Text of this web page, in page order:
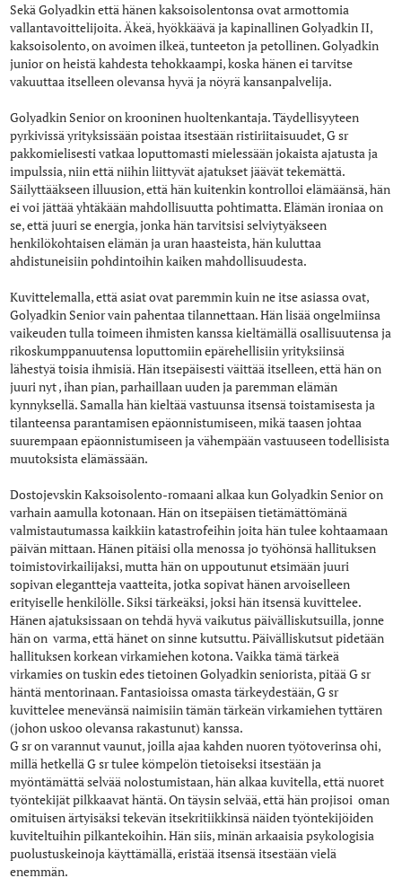
Sekä Golyadkin että hänen kaksoisolentonsa ovat armottomia
vallantavoittelijoita. Äkeä, hyökkäävä ja kapinallinen Golyadkin II,
kaksoisolento, on avoimen ilkeä, tunteeton ja petollinen. Golyadkin
junior on heistä kahdesta tehokkaampi, koska hänen ei tarvitse
vakuuttaa itselleen olevansa hyvä ja nöyrä kansanpalvelija.
Golyadkin Senior on krooninen huoltenkantaja. Täydellisyyteen
pyrkivissä yrityksissään poistaa itsestään ristiriitaisuudet, G sr
pakkomielisesti vatkaa loputtomasti mielessään jokaista ajatusta ja
impulssia, niin että niihin liittyvät ajatukset jäävät tekemättä.
Säilyttääkseen illuusion, että hän kuitenkin kontrolloi elämäänsä, hän
ei voi jättää yhtäkään mahdollisuutta pohtimatta. Elämän ironiaa on
se, että juuri se energia, jonka hän tarvitsisi selviytyäkseen
henkilökohtaisen elämän ja uran haasteista, hän kuluttaa
ahdistuneisiin pohdintoihin kaiken mahdollisuudesta.
Kuvittelemalla, että asiat ovat paremmin kuin ne itse asiassa ovat,
Golyadkin Senior vain pahentaa tilannettaan. Hän lisää ongelmiinsa
vaikeuden tulla toimeen ihmisten kanssa kieltämällä osallisuutensa ja
rikoskumppanuutensa loputtomiin epärehellisiin yrityksiinsä
lähestyä toisia ihmisiä. Hän itsepäisesti väittää itselleen, että hän on
juuri nyt , ihan pian, parhaillaan uuden ja paremman elämän
kynnyksellä. Samalla hän kieltää vastuunsa itsensä toistamisesta ja
tilanteensa parantamisen epäonnistumiseen, mikä taasen johtaa
suurempaan epäonnistumiseen ja vähempään vastuuseen todellisista
muutoksista elämässään.
Dostojevskin Kaksoisolento-romaani alkaa kun Golyadkin Senior on
varhain aamulla kotonaan. Hän on itsepäisen tietämättömänä
valmistautumassa kaikkiin katastrofeihin joita hän tulee kohtaamaan
päivän mittaan. Hänen pitäisi olla menossa jo työhönsä hallituksen
toimistovirkailijaksi, mutta hän on uppoutunut etsimään juuri
sopivan elegantteja vaatteita, jotka sopivat hänen arvoiselleen
erityiselle henkilölle. Siksi tärkeäksi, joksi hän itsensä kuvittelee.
Hänen ajatuksissaan on tehdä hyvä vaikutus päivälliskutsuilla, jonne
hän on varma, että hänet on sinne kutsuttu. Päivälliskutsut pidetään
hallituksen korkean virkamiehen kotona. Vaikka tämä tärkeä
virkamies on tuskin edes tietoinen Golyadkin seniorista, pitää G sr
häntä mentorinaan. Fantasioissa omasta tärkeydestään, G sr
kuvittelee menevänsä naimisiin tämän tärkeän virkamiehen tyttären
(johon uskoo olevansa rakastunut) kanssa.
G sr on varannut vaunut, joilla ajaa kahden nuoren työtoverinsa ohi,
millä hetkellä G sr tulee kömpelön tietoiseksi itsestään ja
myöntämättä selvää nolostumistaan, hän alkaa kuvitella, että nuoret
työntekijät pilkkaavat häntä. On täysin selvää, että hän projisoi oman
omituisen ärtyisäksi tekevän itsekritiikkinsä näiden työntekijöiden
kuviteltuihin pilkantekoihin. Hän siis, minän arkaaisia psykologisia
puolustuskeinoja käyttämällä, eristää itsensä itsestään vielä
enemmän.